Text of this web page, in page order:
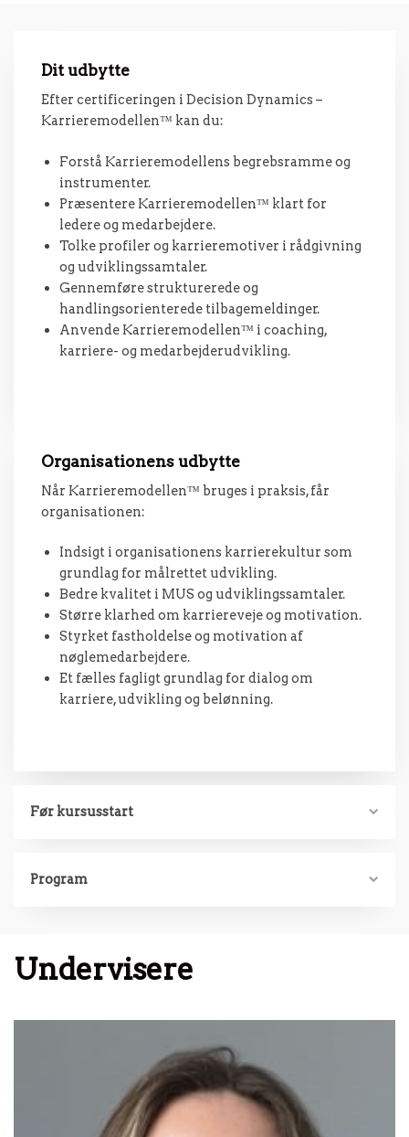
Dit udbytte
Efter certificeringen i Decision Dynamics –
Karrieremodellen™ kan du:
Forstå Karrieremodellens begrebsramme og
instrumenter.
Præsentere Karrieremodellen™ klart for
ledere og medarbejdere.
Tolke profiler og karrieremotiver i rådgivning
og udviklingssamtaler.
Gennemføre strukturerede og
handlingsorienterede tilbagemeldinger.
Anvende Karrieremodellen™ i coaching,
karriere- og medarbejderudvikling.
Organisationens udbytte
Når Karrieremodellen™ bruges i praksis, får
organisationen:
Indsigt i organisationens karrierekultur som
grundlag for målrettet udvikling.
Bedre kvalitet i MUS og udviklingssamtaler.
Større klarhed om karriereveje og motivation.
Styrket fastholdelse og motivation af
nøglemedarbejdere.
Et fælles fagligt grundlag for dialog om
karriere, udvikling og belønning.
Før kursusstart
Program
Undervisere